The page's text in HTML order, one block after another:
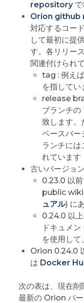
repositoryで
Orion github
対応するコー
して最初に提
す。各リリー
関連付けられ
tag : 例えば
を指してい
release
ブランチ
致します。
ベースバー
ランチには
れています
古いバージョ
0.23.0 以
public
ュアル) に
0.24.0 以上
ドキュメ
を使用し
Orion 0.24.0
は Docker
次の表は、現在削
最新の Orion バ